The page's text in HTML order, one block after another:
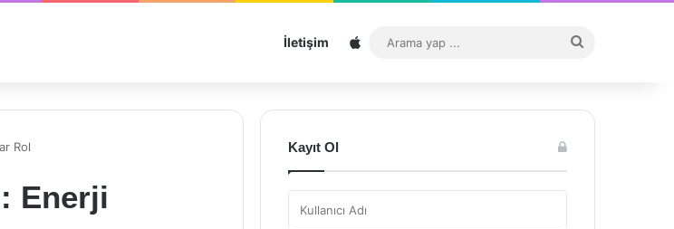
İletişim Sitemap
...
Rol
Enerji
Kayıt Ol